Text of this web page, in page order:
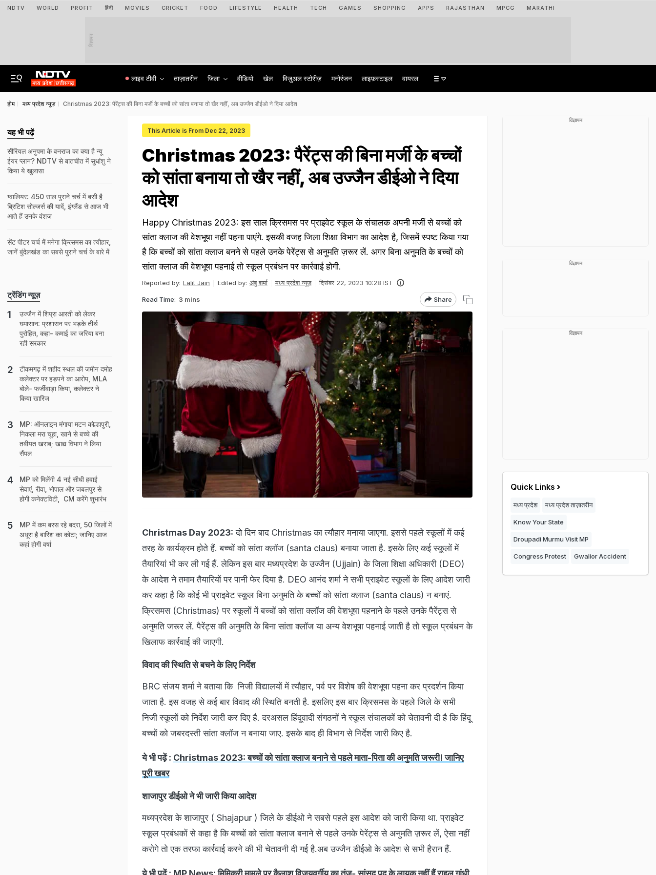
NDTV WORLD PROFIT हिंदी MOVIES CRICKET FOOD LIFESTYLE HEALTH TECH GAMES SHOPPING APPS RAJASTHAN MPCG MARATHI
विज्ञापन
लाइव टीवी ताज़ातरीन जिला वीडियो खेल विज़ुअल स्टोरीज़ मनोरंजन लाइफ़स्टाइल वायरल
होम मध्य प्रदेश न्यूज़ Christmas 2023: पैरेंट्स की बिना मर्जी के बच्चों को सांता बनाया तो खैर नहीं, अब उज्जैन डीईओ ने दिया आदेश
This Article is From Dec 22, 2023
Christmas 2023: पैरेंट्स की बिना मर्जी के बच्चों
को सांता बनाया तो खैर नहीं, अब उज्जैन डीईओ ने दिया
आदेश
Happy Christmas 2023: इस साल क्रिसमस पर प्राइवेट स्कूल के संचालक अपनी मर्जी से बच्चों को
सांता क्लाज की वेशभूषा नहीं पहना पाएंगे. इसकी वजह जिला शिक्षा विभाग का आदेश है, जिसमें स्पष्ट किया गया
है कि बच्चों को सांता क्लाज बनने से पहले उनके पेरेंट्स से अनुमति ज़रूर लें. अगर बिना अनुमति के बच्चों को
सांता क्लाज की वेशभूषा पहनाई तो स्कूल प्रबंधन पर कार्रवाई होगी.
Reported by: Lalit Jain Edited by: अंबु शर्मा मध्य प्रदेश न्यूज़ दिसंबर 22, 2023 10:28 IST
Read Time: 3 mins Share
Christmas Day 2023: दो दिन बाद Christmas का त्यौहार मनाया जाएगा. इससे पहले स्कूलों में कई
तरह के कार्यक्रम होते हैं. बच्चों को सांता क्लॉज (santa claus) बनाया जाता है. इसके लिए कई स्कूलों में
तैयारियां भी कर ली गई हैं. लेकिन इस बार मध्यप्रदेश के उज्जैन (Ujjain) के जिला शिक्षा अधिकारी (DEO)
के आदेश ने तमाम तैयारियों पर पानी फेर दिया है. DEO आनंद शर्मा ने सभी प्राइवेट स्कूलों के लिए आदेश जारी
कर कहा है कि कोई भी प्राइवेट स्कूल बिना अनुमति के बच्चों को सांता क्लाज (santa claus) न बनाएं.
क्रिसमस (Christmas) पर स्कूलों में बच्चों को सांता क्लॉज की वेशभूषा पहनाने के पहले उनके पैरेंट्स से
अनुमति जरूर लें. पैरेंट्स की अनुमति के बिना सांता क्लॉज या अन्य वेशभूषा पहनाई जाती है तो स्कूल प्रबंधन के
खिलाफ कार्रवाई की जाएगी.
विवाद की स्थिति से बचने के लिए निर्देश
BRC संजय शर्मा ने बताया कि निजी विद्यालयों में त्यौहार, पर्व पर विशेष की वेशभूषा पहना कर प्रदर्शन किया
जाता है. इस वजह से कई बार विवाद की स्थिति बनती है. इसलिए इस बार क्रिसमस के पहले जिले के सभी
निजी स्कूलों को निर्देश जारी कर दिए है. दरअसल हिंदूवादी संगठनों ने स्कूल संचालकों को चेतावनी दी है कि हिंदू
बच्चों को जबरदस्ती सांता क्लॉज न बनाया जाए. इसके बाद ही विभाग से निर्देश जारी किए है.
ये भी पढ़ें : Christmas 2023: बच्चों को सांता क्लाज बनाने से पहले माता-पिता की अनुमति जरूरी! जानिए
पूरी खबर
शाजापुर डीईओ ने भी जारी किया आदेश
मध्यप्रदेश के शाजापुर ( Shajapur ) जिले के डीईओ ने सबसे पहले इस आदेश को जारी किया था. प्राइवेट
स्कूल प्रबंधकों से कहा है कि बच्चों को सांता क्लाज बनाने से पहले उनके पेरेंट्स से अनुमति ज़रूर लें, ऐसा नहीं
करोगे तो एक तरफा कार्रवाई करने की भी चेतावनी दी गई है.अब उज्जैन डीईओ के आदेश से सभी हैरान हैं.
यह भी पढ़ें
सीरियल अनुपमा के वनराज का क्या है न्यू
ईयर प्लान? NDTV से बातचीत में सुधांशु ने
किया ये खुलासा
ग्वालियर: 450 साल पुराने चर्च में बसी है
ब्रिटिश सोल्जर्स की यादें, इंग्लैंड से आज भी
आते हैं उनके वंशज
सेंट पीटर चर्च में मनेगा क्रिसमस का त्यौहार,
जानें बुंदेलखंड का सबसे पुराने चर्च के बारे में
ट्रेंडिंग न्यूज़
उज्जैन में शिप्रा आरती को लेकर
घमासान: प्रशासन पर भड़के तीर्थ
पुरोहित, कहा- कमाई का जरिया बना
रही सरकार
टीकमगढ़ में शहीद स्थल की जमीन दमोह
कलेक्टर पर हड़पने का आरोप, MLA
बोले- फर्जीवाड़ा किया, कलेक्टर ने
किया खारिज
MP: ऑनलाइन मंगाया मटन कोल्हापुरी,
निकला मरा चूहा, खाने से बच्चे की
तबीयत खराब; खाद्य विभाग ने लिया
सैंपल
MP को मिलेंगी 4 नई सीधी हवाई
सेवाएं, रीवा, भोपाल और जबलपुर से
होगी कनेक्टविटी, CM करेंगे शुभारंभ
MP में कम बरस रहे बदरा, 50 जिलों में
अधूरा है बारिश का कोटा; जानिए आज
कहां होगी वर्षा
विज्ञापन
विज्ञापन
विज्ञापन
Quick Links
मध्य प्रदेश मध्य प्रदेश ताज़ातरीन
Know Your State
Droupadi Murmu Visit MP
Congress Protest Gwalior Accident